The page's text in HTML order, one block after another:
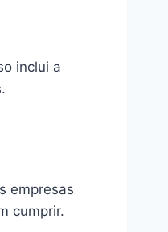
inclui a
empresas
cumprir.